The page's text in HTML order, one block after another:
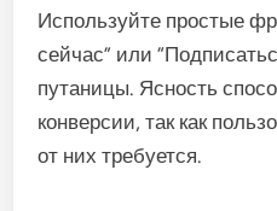
Используйте простые
сейчас” или
путаницы. Ясность
конверсии, так как
от них требуется.